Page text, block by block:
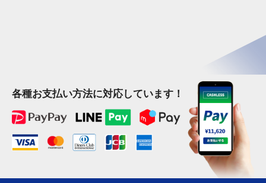
各種お支払い方法に対応しています！